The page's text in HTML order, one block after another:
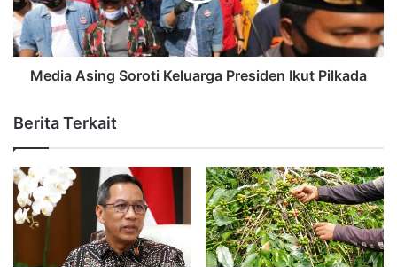
Media Asing Soroti Keluarga Presiden Ikut Pilkada
Berita Terkait